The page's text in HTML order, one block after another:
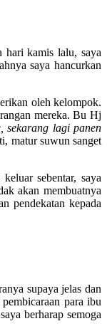
hari kamis lalu, saya
saya hancurkan
oleh kelompok.
mereka. Bu Hj
sekarang lagi panen
matur suwun sanget
sebentar, saya
akan membuatnya
pendekatan kepada
supaya jelas dan
para ibu
berharap semoga